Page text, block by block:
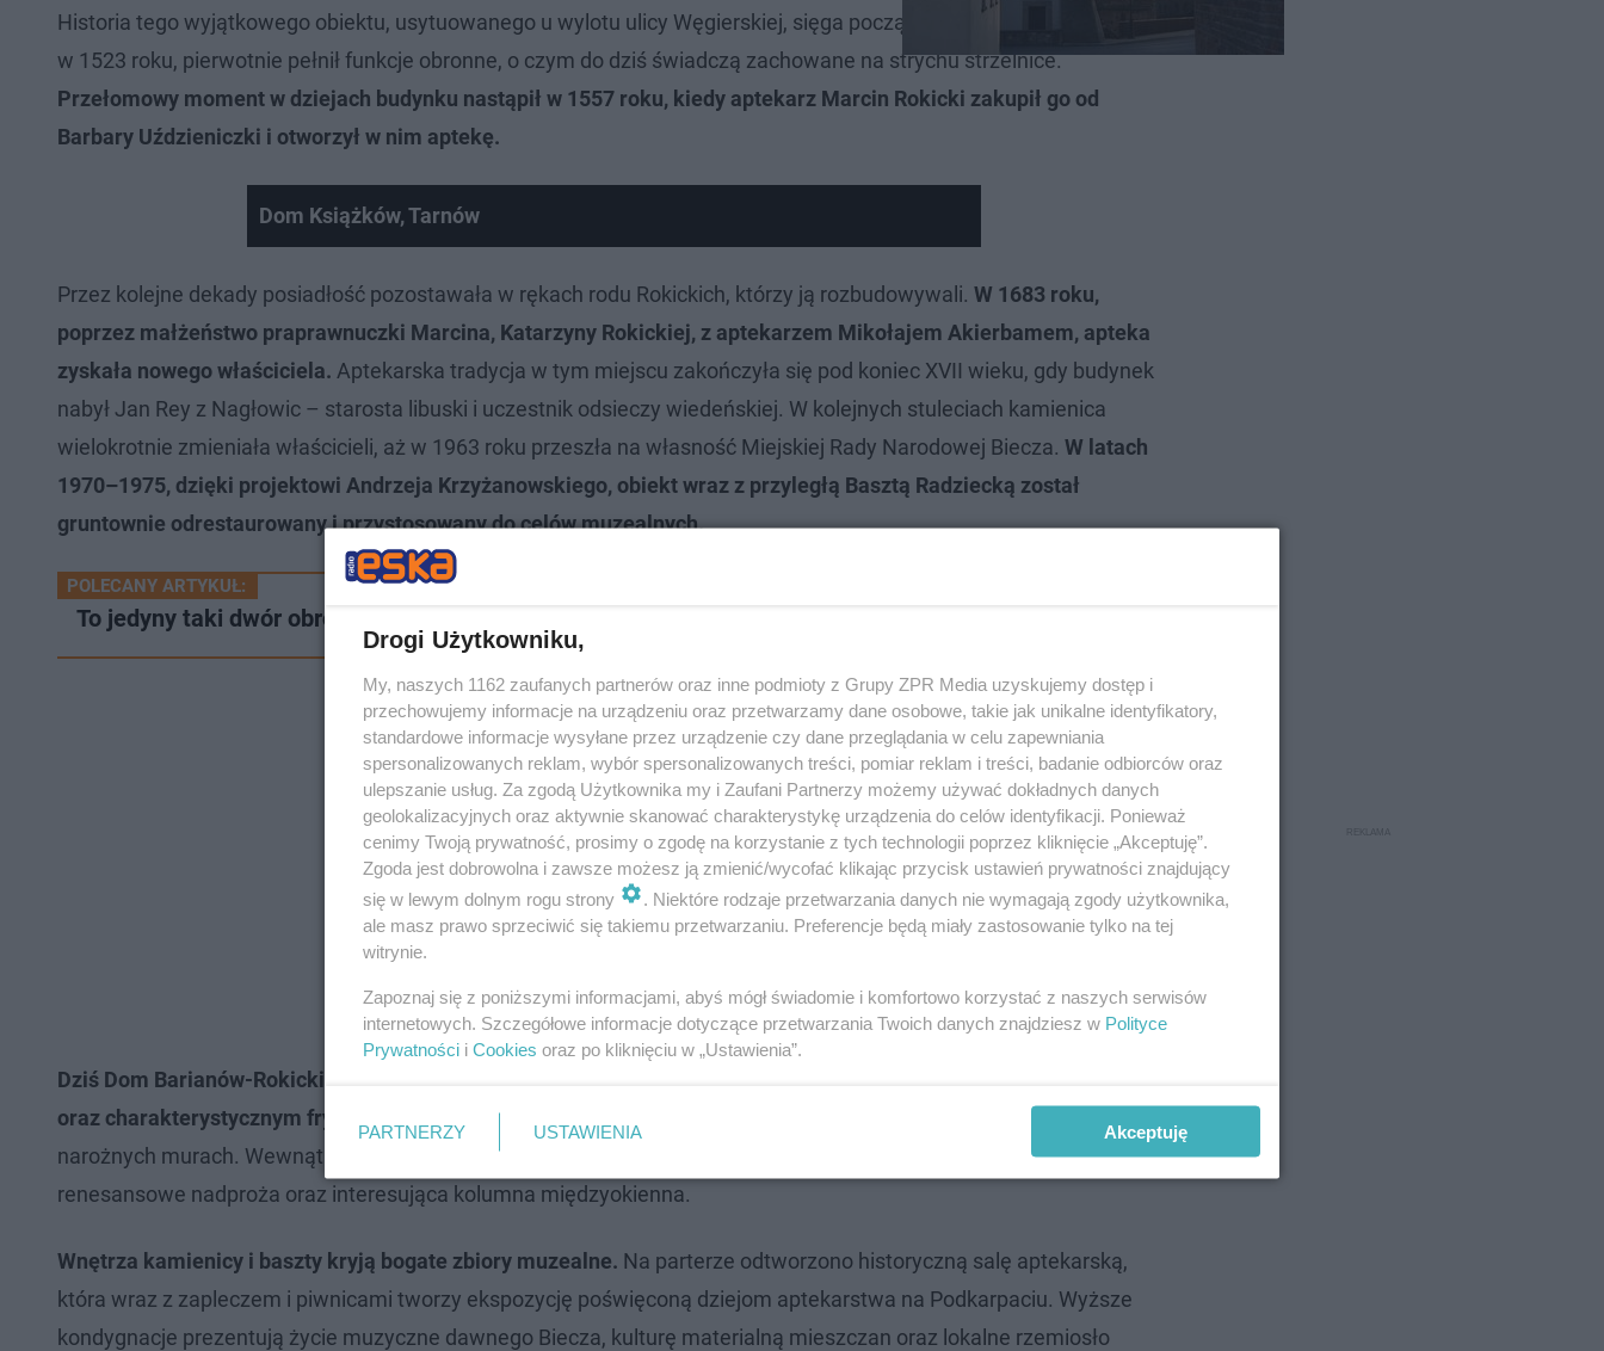
Historia tego wyjątkowego obiektu, usytuowanego u wylotu ulicy Węgierskiej, sięga początków XVI wieku. Wzniesiony
w 1523 roku, pierwotnie pełnił funkcje obronne, o czym do dziś świadczą zachowane na strychu strzelnice.
Przełomowy moment w dziejach budynku nastąpił w 1557 roku, kiedy aptekarz Marcin Rokicki zakupił go od
Barbary Uździeniczki i otworzył w nim aptekę.
Dom Książków, Tarnów
Przez kolejne dekady posiadłość pozostawała w rękach rodu Rokickich, którzy ją rozbudowywali. W 1683 roku,
poprzez małżeństwo praprawnuczki Marcina, Katarzyny Rokickiej, z aptekarzem Mikołajem Akierbamem, apteka
zyskała nowego właściciela. Aptekarska tradycja w tym miejscu zakończyła się pod koniec XVII wieku, gdy budynek
nabył Jan Rey z Nagłowic – starosta libuski i uczestnik odsieczy wiedeńskiej. W kolejnych stuleciach kamienica
wielokrotnie zmieniała właścicieli, aż w 1963 roku przeszła na własność Miejskiej Rady Narodowej Biecza. W latach
1970–1975, dzięki projektowi Andrzeja Krzyżanowskiego, obiekt wraz z przyległą Basztą Radziecką został
gruntownie odrestaurowany i przystosowany do celów muzealnych.
POLECANY ARTYKUŁ:
To jedyny taki dwór obronny w woj. małopolskim. Jest położony dawnej wsi szlach…
Dziś Dom Barianów-Rokickich zachwyca odrestaurowaną renesansową attyką, kamiennymi obramowaniami okien
oraz charakterystycznym fryzem sgraffitowym.
narożnych murach. Wewnątrz budynku zachował się oryginalny, zróżnicowany w poziomach układ pomieszczeń,
renesansowe nadproża oraz interesująca kolumna międzyokienna.
Wnętrza kamienicy i baszty kryją bogate zbiory muzealne. Na parterze odtworzono historyczną salę aptekarską,
która wraz z zapleczem i piwnicami tworzy ekspozycję poświęconą dziejom aptekarstwa na Podkarpaciu. Wyższe
kondygnacje prezentują życie muzyczne dawnego Biecza, kulturę materialną mieszczan oraz lokalne rzemiosło
Drogi Użytkowniku,
My, naszych 1162 zaufanych partnerów oraz inne podmioty z Grupy ZPR Media uzyskujemy dostęp i
przechowujemy informacje na urządzeniu oraz przetwarzamy dane osobowe, takie jak unikalne identyfikatory,
standardowe informacje wysyłane przez urządzenie czy dane przeglądania w celu zapewniania
spersonalizowanych reklam, wybór spersonalizowanych treści, pomiar reklam i treści, badanie odbiorców oraz
ulepszanie usług. Za zgodą Użytkownika my i Zaufani Partnerzy możemy używać dokładnych danych
geolokalizacyjnych oraz aktywnie skanować charakterystykę urządzenia do celów identyfikacji. Ponieważ
cenimy Twoją prywatność, prosimy o zgodę na korzystanie z tych technologii poprzez kliknięcie „Akceptuję”.
Zgoda jest dobrowolna i zawsze możesz ją zmienić/wycofać klikając przycisk ustawień prywatności znajdujący
się w lewym dolnym rogu strony
. Niektóre rodzaje przetwarzania danych nie wymagają zgody użytkownika,
ale masz prawo sprzeciwić się takiemu przetwarzaniu. Preferencje będą miały zastosowanie tylko na tej
witrynie.
Zapoznaj się z poniższymi informacjami, abyś mógł świadomie i komfortowo korzystać z naszych serwisów
internetowych. Szczegółowe informacje dotyczące przetwarzania Twoich danych znajdziesz w Polityce
Prywatności i Cookies oraz po kliknięciu w „Ustawienia”.
PARTNERZY USTAWIENIA Akceptuję